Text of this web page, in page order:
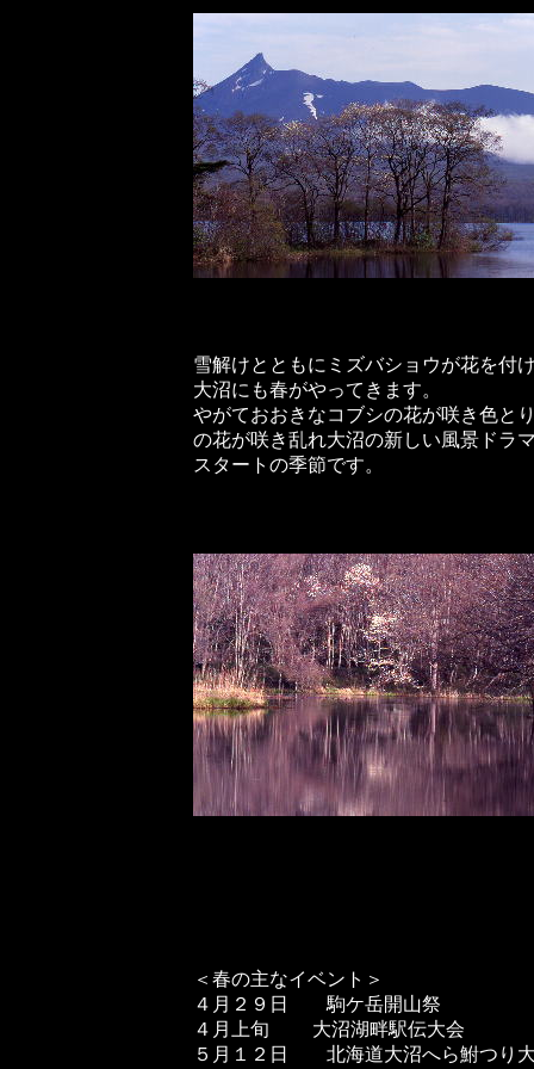
雪解けとともにミズバショウが花を付
大沼にも春がやってきます。
やがておおきなコブシの花が咲き色と
の花が咲き乱れ大沼の新しい風景ドラ
スタートの季節です。
＜春の主なイベント＞
４月２９日 駒ケ岳開山祭
４月上旬 大沼湖畔駅伝大会
５月１２日 北海道大沼へら鮒つり